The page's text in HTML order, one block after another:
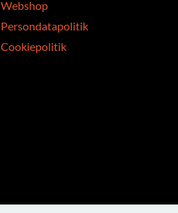
Webshop
Persondatapolitik
Cookiepolitik